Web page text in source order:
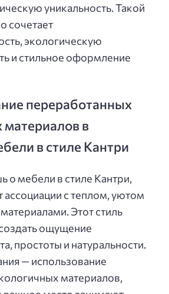
уникальность. Такой
сочетает
экологическую
и стильное оформление
переработанных
в
в стиле Кантри
о мебели в стиле Кантри,
ассоциации с теплом, уютом
Этот стиль
ощущение
простоты и натуральности.
— использование
материалов,